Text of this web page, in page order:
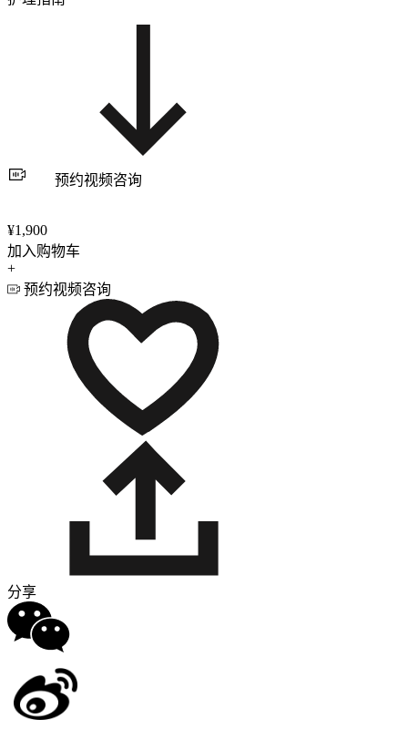
预约视频咨询
¥1,900
加入购物车
+
预约视频咨询
分享